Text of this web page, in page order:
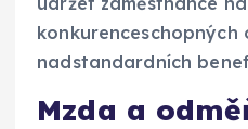
konkurenceschopných
nadstandardních
Mzda a